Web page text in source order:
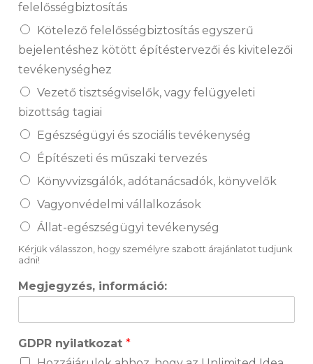
felelősségbiztosítás
Kötelező felelősségbiztosítás egyszerű
bejelentéshez kötött építéstervezői és kivitelezői
tevékenységhez
Vezető tisztségviselők, vagy felügyeleti
bizottság tagiai
Egészségügyi és szociális tevékenység
Építészeti és műszaki tervezés
Könyvvizsgálók, adótanácsadók, könyvelők
Vagyonvédelmi vállalkozások
Állat-egészségügyi tevékenység
Kérjük válasszon, hogy személyre szabott árajánlatot tudjunk
adni!
Megjegyzés, információ:
GDPR nyilatkozat *